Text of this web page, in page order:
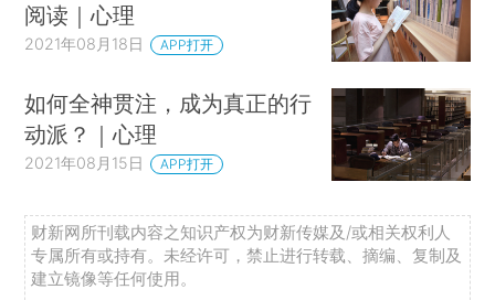
阅读｜心理
2021年08月18日 APP打开
如何全神贯注，成为真正的行
动派？｜心理
2021年08月15日 APP打开
财新网所刊载内容之知识产权为财新传媒及/或相关权利人
专属所有或持有。未经许可，禁止进行转载、摘编、复制及
建立镜像等任何使用。